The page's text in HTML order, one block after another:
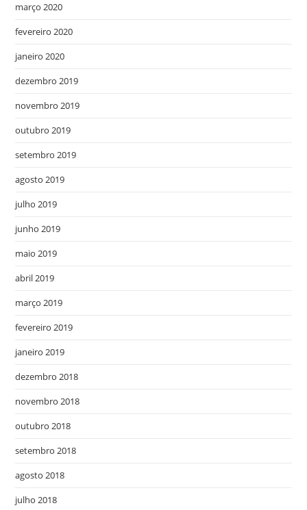
março 2020
fevereiro 2020
janeiro 2020
dezembro 2019
novembro 2019
outubro 2019
setembro 2019
agosto 2019
julho 2019
junho 2019
maio 2019
abril 2019
março 2019
fevereiro 2019
janeiro 2019
dezembro 2018
novembro 2018
outubro 2018
setembro 2018
agosto 2018
julho 2018